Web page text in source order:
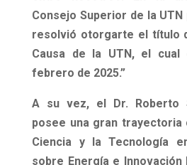
Consejo Superior de la
resolvió otorgarte el título
Causa de la UTN, el cual
febrero de 2025.”
A su vez, el Dr. Roberto
posee una gran trayectoria
Ciencia y la Tecnología
sobre Energía e Innovación